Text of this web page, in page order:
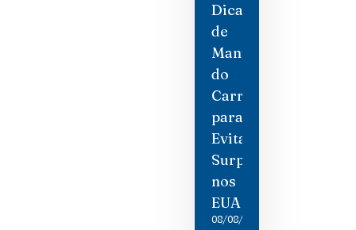
Dicas
de
Manutenção
do
Carro
para
Evitar
Surpresas
nos
EUA
08/08/2026